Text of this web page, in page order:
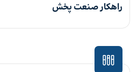
راهکار صنعت پخش